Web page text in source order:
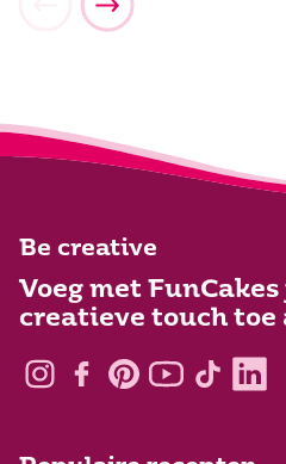
Be creative
Voeg met
creatieve touch toe